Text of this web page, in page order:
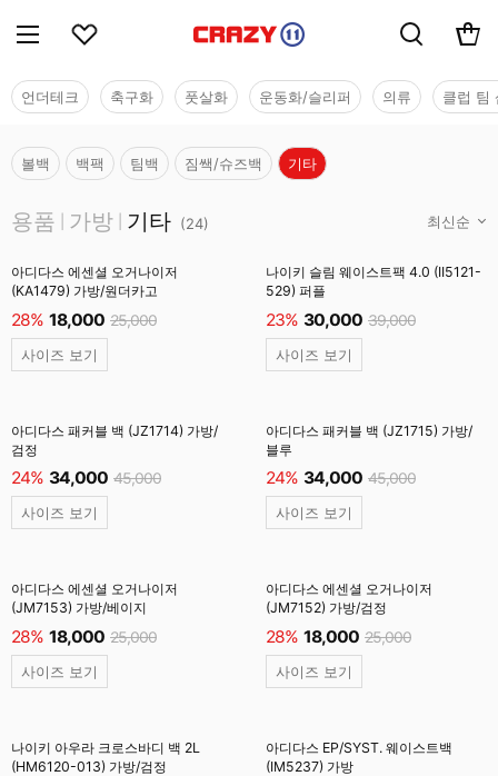
언더테크 축구화 풋살화 운동화/슬리퍼 의류 클럽 팀
볼백 백팩 팀백 짐쌕/슈즈백 기타
용품 가방 기타 (24)
아디다스 에센셜 오거나이저
(KA1479) 가방/원더카고
28% 18,000 25,000
사이즈 보기
나이키 슬림 웨이스트팩 4.0 (II5121-
529) 퍼플
23% 30,000 39,000
사이즈 보기
아디다스 패커블 백 (JZ1714) 가방/
검정
24% 34,000 45,000
사이즈 보기
아디다스 패커블 백 (JZ1715) 가방/
블루
24% 34,000 45,000
사이즈 보기
아디다스 에센셜 오거나이저
(JM7153) 가방/베이지
28% 18,000 25,000
사이즈 보기
아디다스 에센셜 오거나이저
(JM7152) 가방/검정
28% 18,000 25,000
사이즈 보기
나이키 아우라 크로스바디 백 2L
(HM6120-013) 가방/검정
아디다스 EP/SYST. 웨이스트백
(IM5237) 가방